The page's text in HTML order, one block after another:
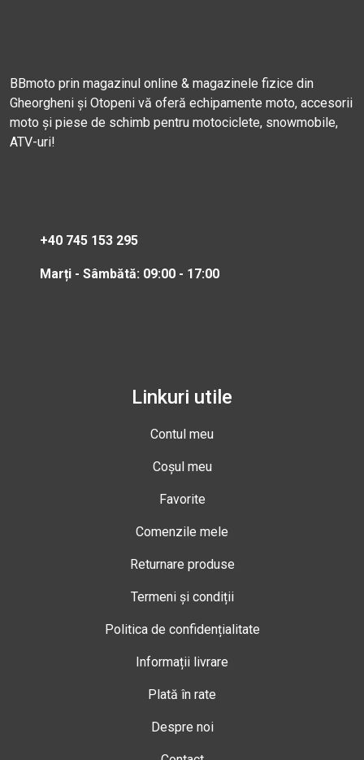
BBmoto prin magazinul online & magazinele fizice din
Gheorgheni și Otopeni vă oferă echipamente moto, accesorii
moto și piese de schimb pentru motociclete, snowmobile,
ATV-uri!
+40 745 153 295
Marți - Sâmbătă: 09:00 - 17:00
Linkuri utile
Contul meu
Coșul meu
Favorite
Comenzile mele
Returnare produse
Termeni și condiții
Politica de confidențialitate
Informații livrare
Plată în rate
Despre noi